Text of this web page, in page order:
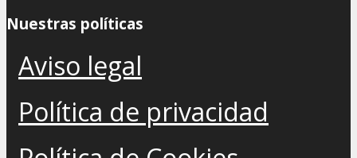
Nuestras políticas
Aviso legal
Política de privacidad